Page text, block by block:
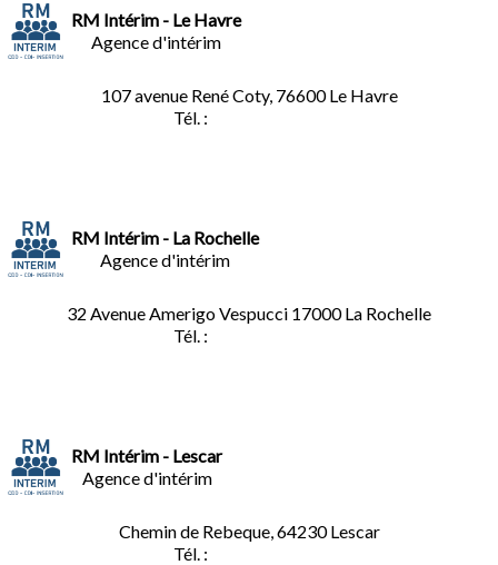
RM Intérim - Le Havre
Agence d'intérim
107 avenue René Coty, 76600 Le Havre
Tél. :
RM Intérim - La Rochelle
Agence d'intérim
32 Avenue Amerigo Vespucci 17000 La Rochelle
Tél. :
RM Intérim - Lescar
Agence d'intérim
Chemin de Rebeque, 64230 Lescar
Tél. :